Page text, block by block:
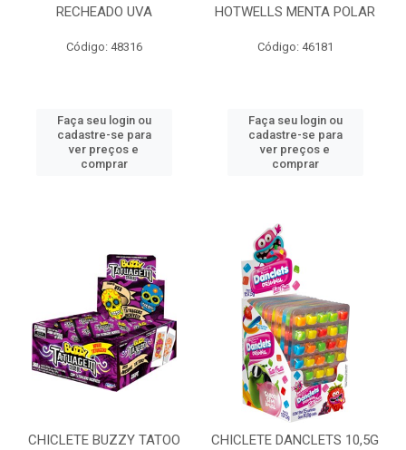
RECHEADO UVA
Código: 48316
Faça seu login ou
cadastre-se para
ver preços e
comprar
HOTWELLS MENTA POLAR
Código: 46181
Faça seu login ou
cadastre-se para
ver preços e
comprar
CHICLETE BUZZY TATOO
CHICLETE DANCLETS 10,5G